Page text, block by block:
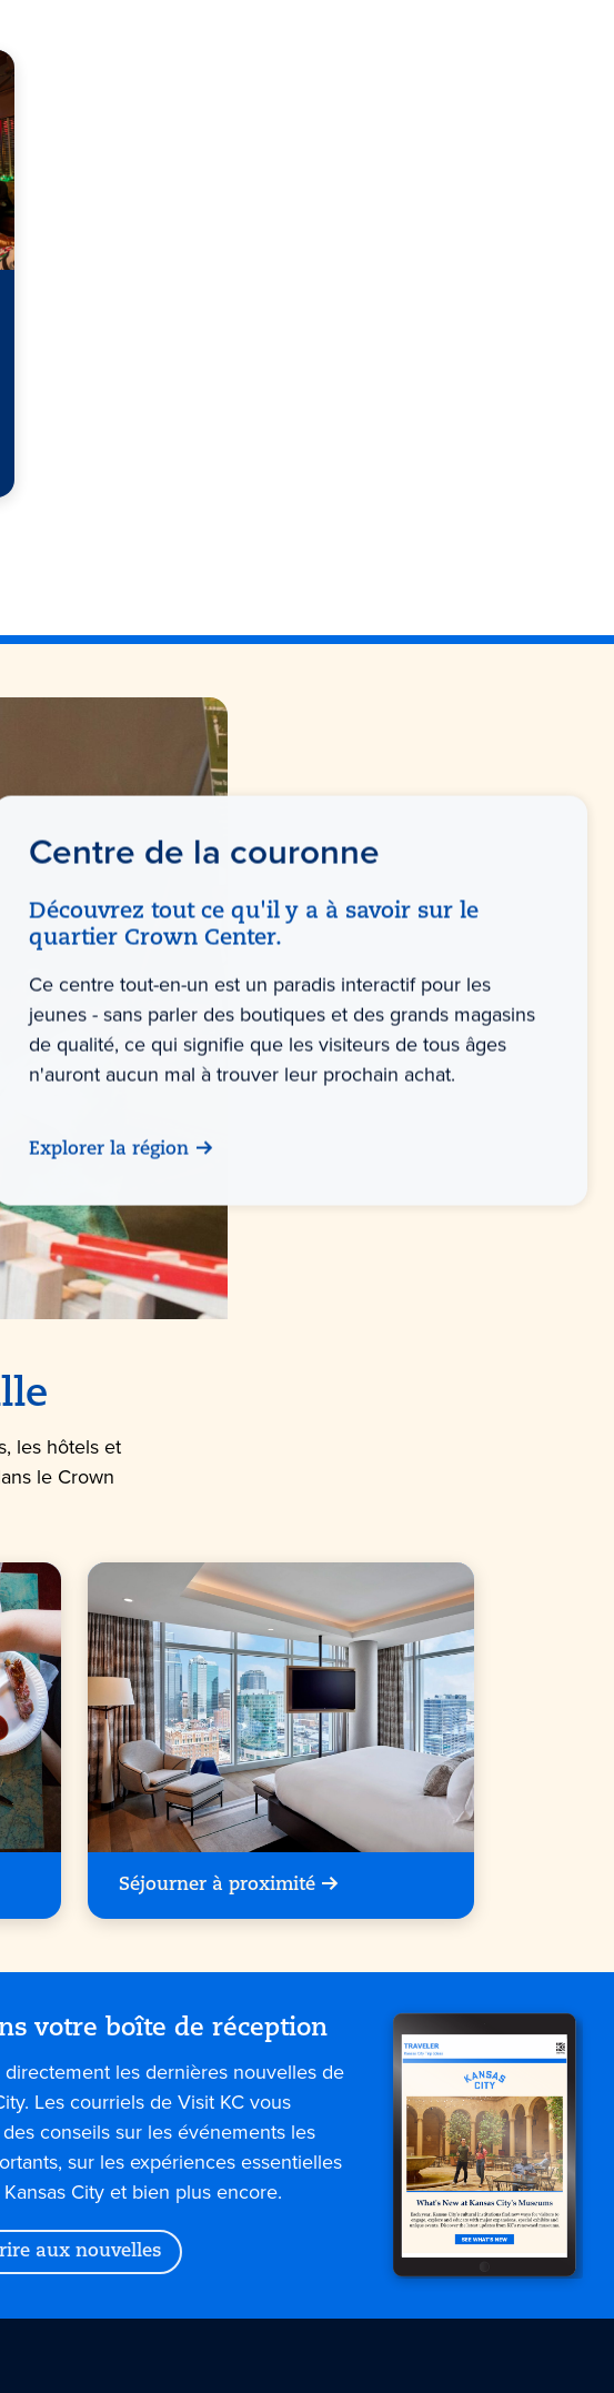
Centre de la couronne
Découvrez tout ce qu'il y a à savoir sur le
quartier Crown Center.
Ce centre tout-en-un est un paradis interactif pour les
jeunes - sans parler des boutiques et des grands magasins
de qualité, ce qui signifie que les visiteurs de tous âges
n'auront aucun mal à trouver leur prochain achat.
Explorer la région
les hôtels et
le Crown
Séjourner à proximité
votre boîte de réception
directement les dernières nouvelles de
Les courriels de Visit KC vous
conseils sur les événements les
sur les expériences essentielles
City et bien plus encore.
aux nouvelles